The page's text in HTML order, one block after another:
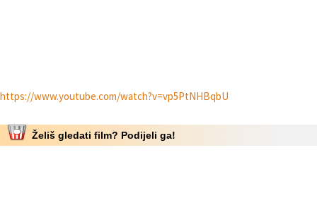
https://www.youtube.com/watch?v=vp5PtNHBqbU
Želiš gledati film? Podijeli ga!